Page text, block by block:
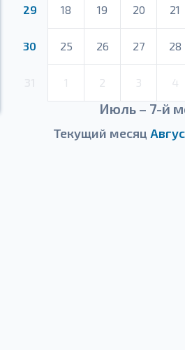
29 18 19 20 21
30 25 26 27 28
1 2 3 4
Июль – 7-й
Текущий месяц